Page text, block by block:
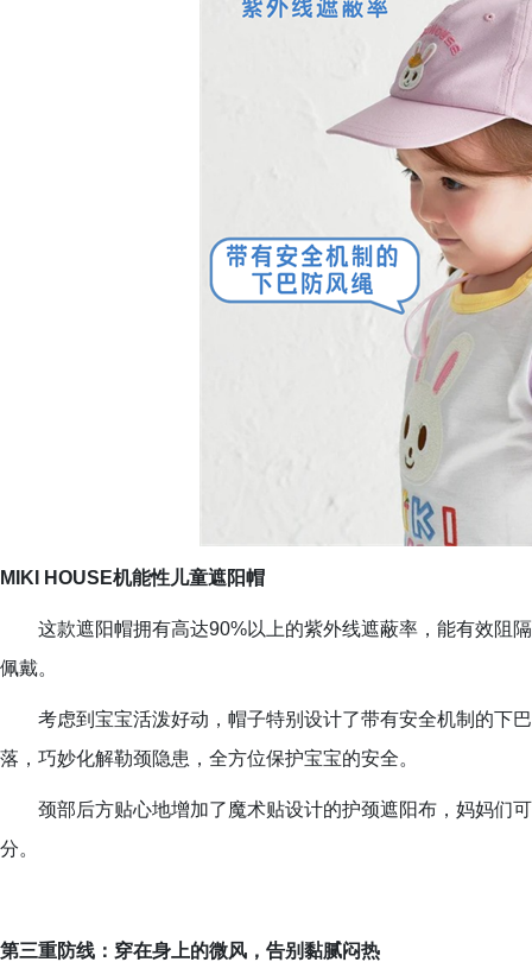
MIKI HOUSE机能性儿童遮阳帽
这款遮阳帽拥有高达90%以上的紫外线遮蔽率，能有效阻
佩戴。
考虑到宝宝活泼好动，帽子特别设计了带有安全机制的下
落，巧妙化解勒颈隐患，全方位保护宝宝的安全。
颈部后方贴心地增加了魔术贴设计的护颈遮阳布，妈妈们
分。
第三重防线：穿在身上的微风，告别黏腻闷热